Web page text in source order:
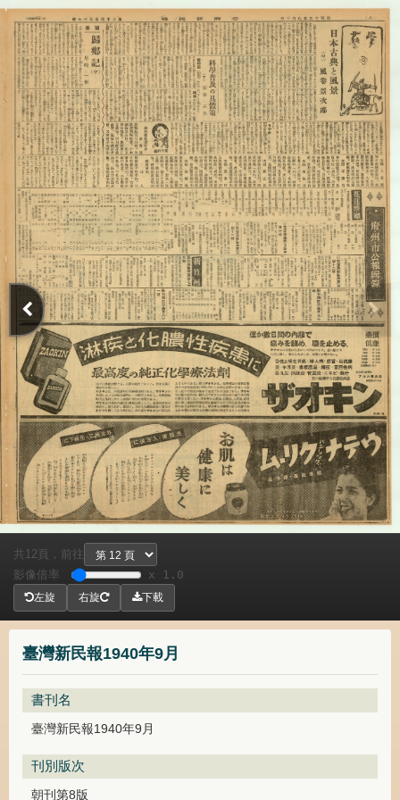
臺灣新民報1940年9月
書刊名
臺灣新民報1940年9月
刊別版次
朝刊第8版
共 12頁，
前往
影像倍率
x 1.0
左旋 右旋 下載